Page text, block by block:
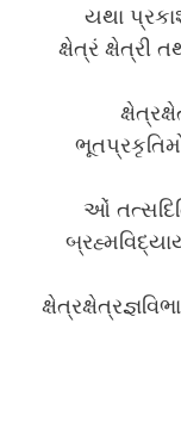
યથા
ક્ષેત્રં ક્ષેત્રી
ઓં